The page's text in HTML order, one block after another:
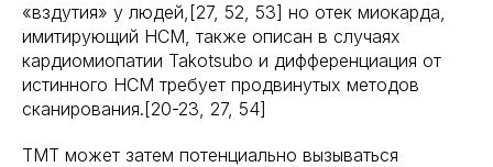
«вздутия» у людей,[27, 52, 53] но отек миокарда,
имитирующий HCM, также описан в случаях
кардиомиопатии Takotsubo и дифференциация от
истинного HCM требует продвинутых методов
сканирования.[20-23, 27, 54]
TMT может затем потенциально вызываться